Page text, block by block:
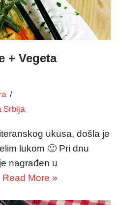
+ Vegeta
Srbija
ukusa, došla je
lukom 🙂 Pri dnu
nagrađen u
Read More »